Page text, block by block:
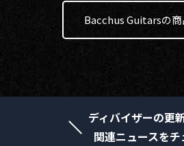
Bacchus Guitarsの
ディバイザーの更
関連ニュースをチ